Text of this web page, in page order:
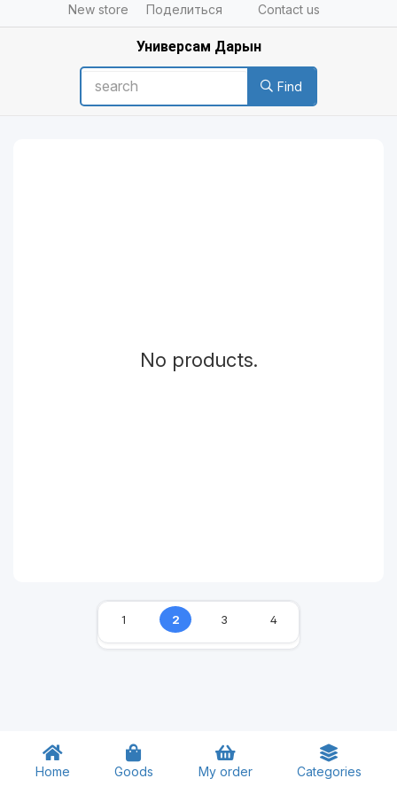
New store Поделиться Contact us
Универсам Дарын
Find
No products.
1 2 3 4
Home Goods My order Categories